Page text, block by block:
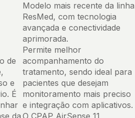
de
e
É
Modelo mais recente da linha
ResMed, com tecnologia
avançada e conectividade
aprimorada.
Permite melhor
acompanhamento do
tratamento, sendo ideal para
pacientes que desejam
monitoramento mais preciso
e integração com aplicativos.